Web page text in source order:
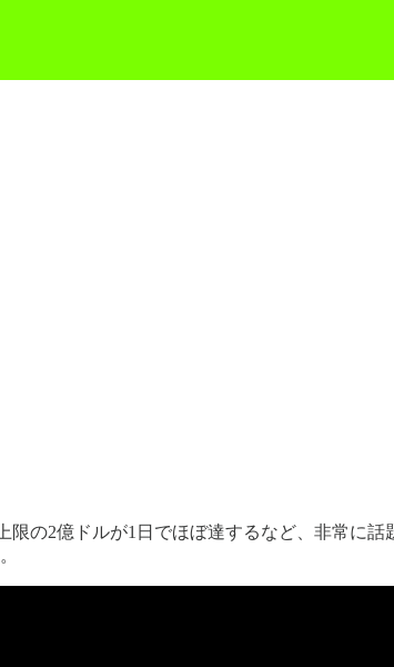
限の2億ドルが1日でほぼ達するなど、非常に